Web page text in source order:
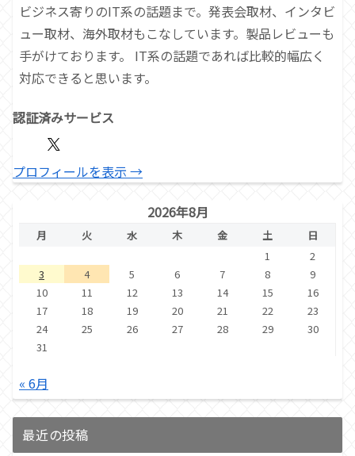
ビジネス寄りのIT系の話題まで。発表会取材、インタビ
ュー取材、海外取材もこなしています。製品レビューも
手がけております。 IT系の話題であれば比較的幅広く
対応できると思います。
認証済みサービス
プロフィールを表示 →
2026年8月
月 火 水 木 金 土
日
1
2
3
4 5 6 7 8
9
10
11 12 13 14 15
16
17
18 19 20 21 22
23
24
25 26 27 28 29
30
31
« 6月
最近の投稿